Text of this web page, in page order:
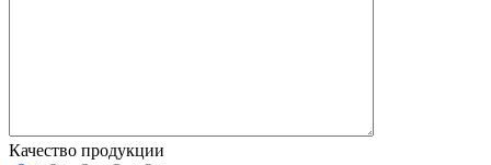
Качество продукции